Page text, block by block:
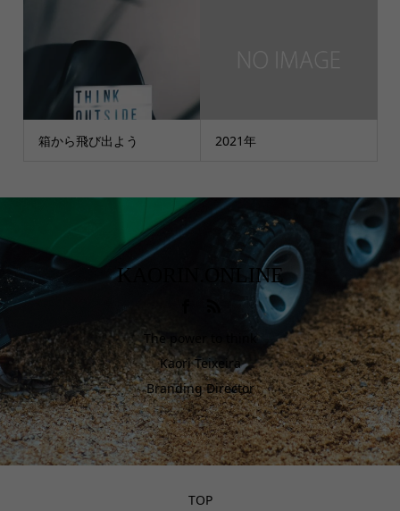
箱から飛び出よう 2021年
KAORIN.ONLINE
The power to think
Kaori Teixeira
Branding Director
TOP